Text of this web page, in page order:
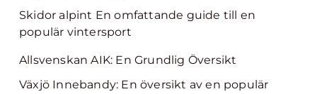
Skidor alpint En omfattande guide till en
populär vintersport
Allsvenskan AIK: En Grundlig Översikt
Växjö Innebandy: En översikt av en populär